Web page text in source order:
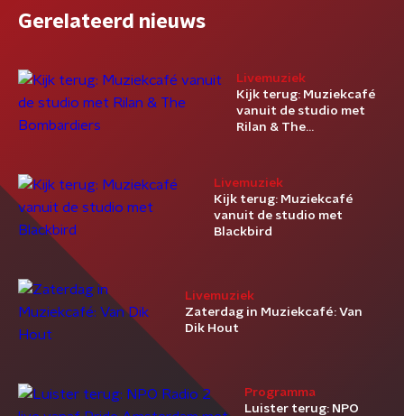
Gerelateerd nieuws
Livemuziek
Kijk terug: Muziekcafé
vanuit de studio met
Rilan & The
Livemuziek
Kijk terug: Muziekcafé
vanuit de studio met
Blackbird
Livemuziek
Zaterdag in Muziekcafé: Van
Dik Hout
Programma
Luister terug: NPO